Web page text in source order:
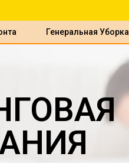
Генеральная Уборка